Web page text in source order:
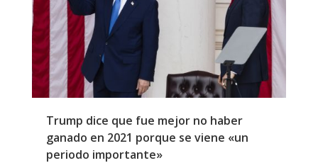
Trump dice que fue mejor no haber
ganado en 2021 porque se viene «un
periodo importante»